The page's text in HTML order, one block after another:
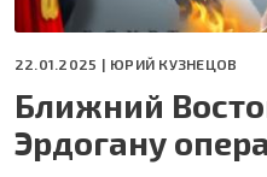
22.01.2025 | ЮРИЙ КУЗНЕЦОВ
Ближний
Эрдогану